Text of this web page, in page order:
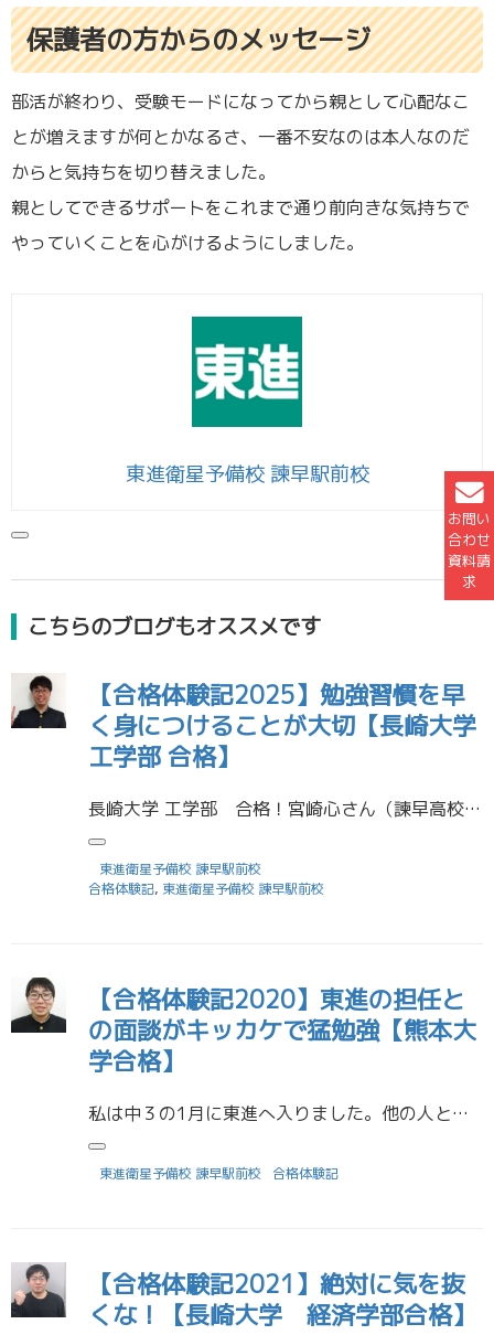
お問い
合わせ
資料請
求
保護者の方からのメッセージ
部活が終わり、受験モードになってから親として心配なこ
とが増えますが何とかなるさ、一番不安なのは本人なのだ
からと気持ちを切り替えました。
親としてできるサポートをこれまで通り前向きな気持ちで
やっていくことを心がけるようにしました。
東進衛星予備校 諫早駅前校
こちらのブログもオススメです
【合格体験記2025】勉強習慣を早
く身につけることが大切【長崎大学
工学部 合格】
長崎大学 工学部 合格！宮崎心さん（諫早高校） 受験生活を振り返り、学んだことはいかに勉強習慣を早く身につけることができていたかが重要だったということです。 自分は2年の終わりまでほぼ家では勉強する事がなかったので東進に […]
東進衛星予備校 諫早駅前校
合格体験記, 東進衛星予備校 諫早駅前校
【合格体験記2020】東進の担任と
の面談がキッカケで猛勉強【熊本大
学合格】
私は中３の1月に東進へ入りました。他の人と比べるとかなり早い段階で入ったと思いますが、高校2年までは入っただけで特に勉強はしませんでした。 しかしそんな私でも勉強しなければいけないと痛感した出来事がありました。それが校長 […]
東進衛星予備校 諫早駅前校 合格体験記
【合格体験記2021】絶対に気を抜
くな！【長崎大学 経済学部合格】